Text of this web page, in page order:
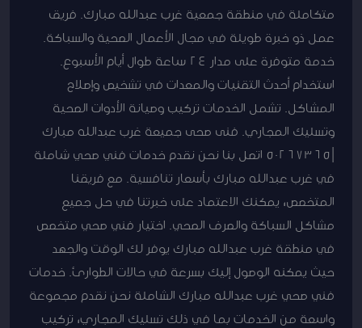
متكاملة في منطقة جمعية غرب عبدالله مبارك. فريق
عمل ذو خبرة طويلة في مجال الأعمال الصحية والسباكة.
خدمة متوفرة على مدار 24 ساعة طوال أيام الأسبوع.
استخدام أحدث التقنيات والمعدات في تشخيص وإصلاح
المشاكل. تشمل الخدمات تركيب وصيانة الأدوات الصحية
وتسليك المجاري. فنى صحى جميعة غرب عبدالله مبارك
|50267365 اتصل بنا نحن نقدم خدمات فني صحي شاملة
في غرب عبدالله مبارك بأسعار تنافسية. مع فريقنا
المتخصص، يمكنك الاعتماد على خبرتنا في حل جميع
مشاكل السباكة والصرف الصحي. اختيار فني صحي متخصص
في منطقة غرب عبدالله مبارك يوفر لك الوقت والجهد
حيث يمكنه الوصول إليك بسرعة في حالات الطوارئ. خدمات
فني صحي غرب عبدالله مبارك الشاملة نحن نقدم مجموعة
واسعة من الخدمات بما في ذلك تسليك المجاري، تركيب